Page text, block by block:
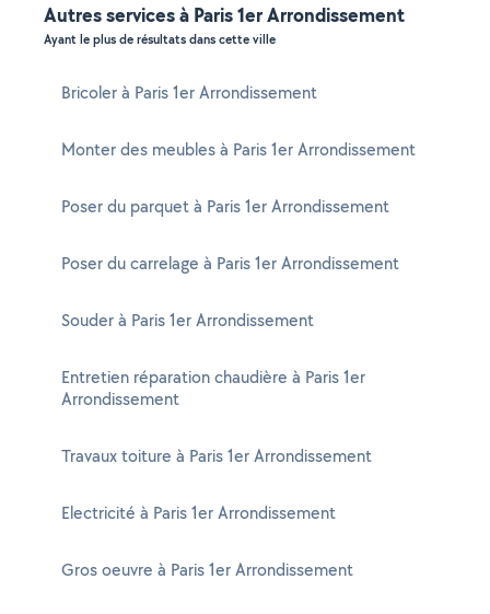
Autres services à Paris 1er Arrondissement
Ayant le plus de résultats dans cette ville
Bricoler à Paris 1er Arrondissement
Monter des meubles à Paris 1er Arrondissement
Poser du parquet à Paris 1er Arrondissement
Poser du carrelage à Paris 1er Arrondissement
Souder à Paris 1er Arrondissement
Entretien réparation chaudière à Paris 1er
Arrondissement
Travaux toiture à Paris 1er Arrondissement
Electricité à Paris 1er Arrondissement
Gros oeuvre à Paris 1er Arrondissement